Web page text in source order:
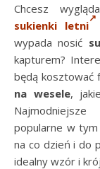
Chcesz
sukienki letni
wypada nosić
kapturem?
będą kosztować
na wesele, j
Najmodniejsze
popularne w
na co dzień i do
idealny wzór i